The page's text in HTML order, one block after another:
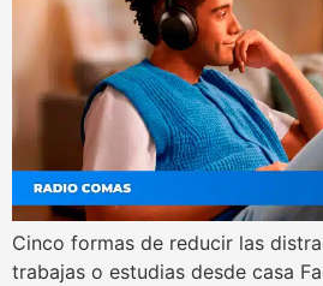
Cinco formas de reducir las
trabajas o estudias desde casa